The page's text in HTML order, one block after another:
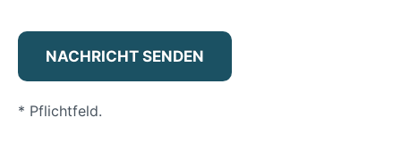
NACHRICHT SENDEN
* Pflichtfeld.